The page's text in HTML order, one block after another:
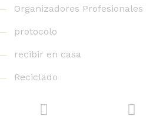
Organizadores Profesionales
protocolo
recibir en casa
Reciclado